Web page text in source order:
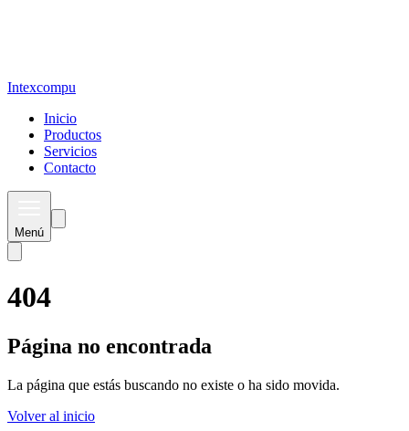
Intexcompu
Inicio
Productos
Servicios
Contacto
Menú
404
Página no encontrada
La página que estás buscando no existe o ha sido movida.
Volver al inicio